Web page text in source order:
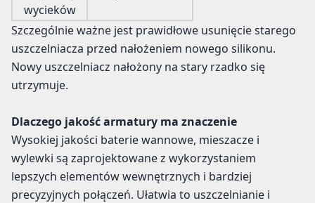
wycieków
Szczególnie ważne jest prawidłowe usunięcie starego
uszczelniacza przed nałożeniem nowego silikonu.
Nowy uszczelniacz nałożony na stary rzadko się
utrzymuje.
Dlaczego jakość armatury ma znaczenie
Wysokiej jakości baterie wannowe, mieszacze i
wylewki są zaprojektowane z wykorzystaniem
lepszych elementów wewnętrznych i bardziej
precyzyjnych połączeń. Ułatwia to uszczelnianie i